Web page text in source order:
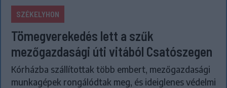
SZÉKELYHON
Tömegverekedés lett a szűk
mezőgazdasági úti vitából Csatószegen
Kórházba szállítottak több embert, mezőgazdasági
munkagépek rongálódtak meg, és ideiglenes védelmi